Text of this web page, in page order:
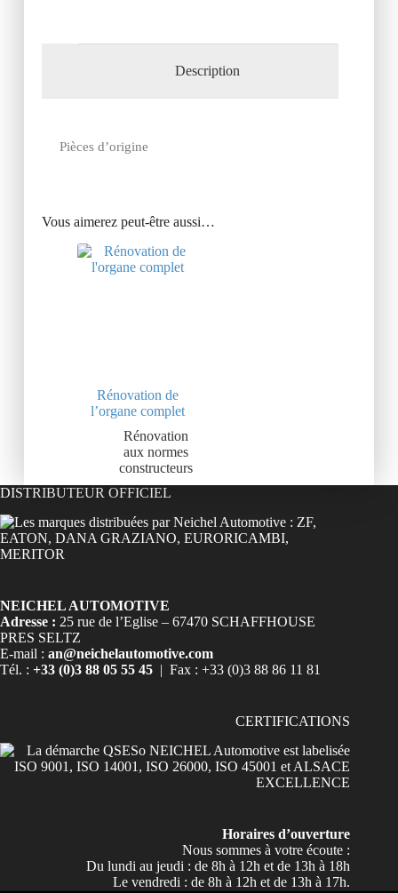
Description
Pièces d’origine
Vous aimerez peut-être aussi…
Rénovation de
l’organe complet
Rénovation
aux normes
constructeurs
DISTRIBUTEUR OFFICIEL
NEICHEL AUTOMOTIVE
Adresse : 25 rue de l’Eglise – 67470 SCHAFFHOUSE
PRES SELTZ
E-mail : an@neichelautomotive.com
Tél. : +33 (0)3 88 05 55 45 | Fax : +33 (0)3 88 86 11 81
CERTIFICATIONS
Horaires d’ouverture
Nous sommes à votre écoute :
Du lundi au jeudi : de 8h à 12h et de 13h à 18h
Le vendredi : de 8h à 12h et de 13h à 17h.